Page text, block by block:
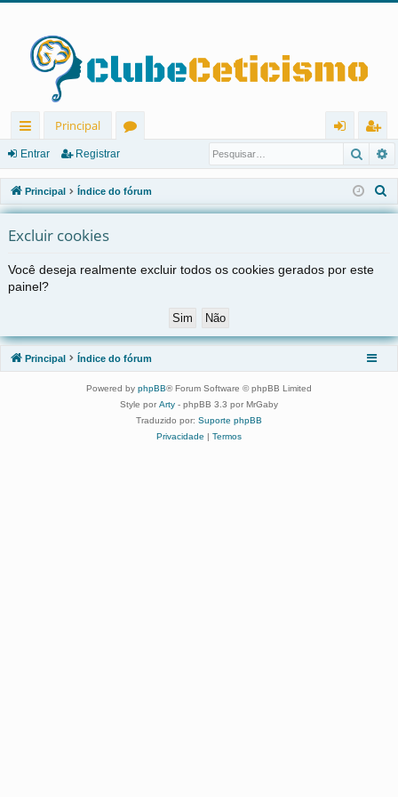
in
ks
rá
pi
os
Principal
u
ns
ra
r
eg
ist
ra
Entrar Registrar
Principal Índice do fórum
e
r
Excluir cookies
Você deseja realmente excluir todos os cookies gerados por este
painel?
Principal Índice do fórum
Powered by phpBB® Forum Software © phpBB Limited
Style por Arty - phpBB 3.3 por MrGaby
Traduzido por: Suporte phpBB
Privacidade | Termos